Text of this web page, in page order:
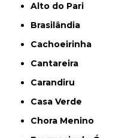
Alto do Pari
Brasilândia
Cachoeirinha
Cantareira
Carandiru
Casa Verde
Chora Menino